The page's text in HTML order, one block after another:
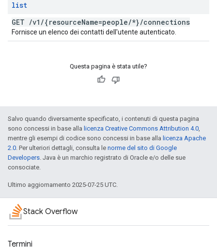
list
GET /v1 /{resourceName=people/*}/connections
Fornisce un elenco dei contatti dell'utente autenticato.
Questa pagina è stata utile?
Salvo quando diversamente specificato, i contenuti di questa pagina
sono concessi in base alla licenza Creative Commons Attribution 4.0,
mentre gli esempi di codice sono concessi in base alla licenza Apache
2.0. Per ulteriori dettagli, consulta le norme del sito di Google
Developers. Java è un marchio registrato di Oracle e/o delle sue
consociate.
Ultimo aggiornamento 2025-07-25 UTC.
Stack Overflow
Termini